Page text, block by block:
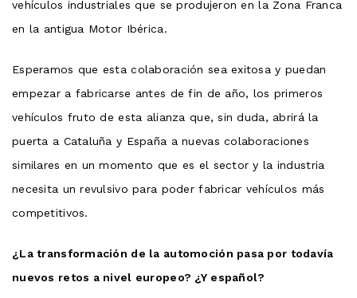
vehículos industriales que se produjeron en la Zona Franca
en la antigua Motor Ibérica.
Esperamos que esta colaboración sea exitosa y puedan
empezar a fabricarse antes de fin de año, los primeros
vehículos fruto de esta alianza que, sin duda, abrirá la
puerta a Cataluña y España a nuevas colaboraciones
similares en un momento que es el sector y la industria
necesita un revulsivo para poder fabricar vehículos más
competitivos.
¿La transformación de la automoción pasa por todavía
nuevos retos a nivel europeo? ¿Y español?